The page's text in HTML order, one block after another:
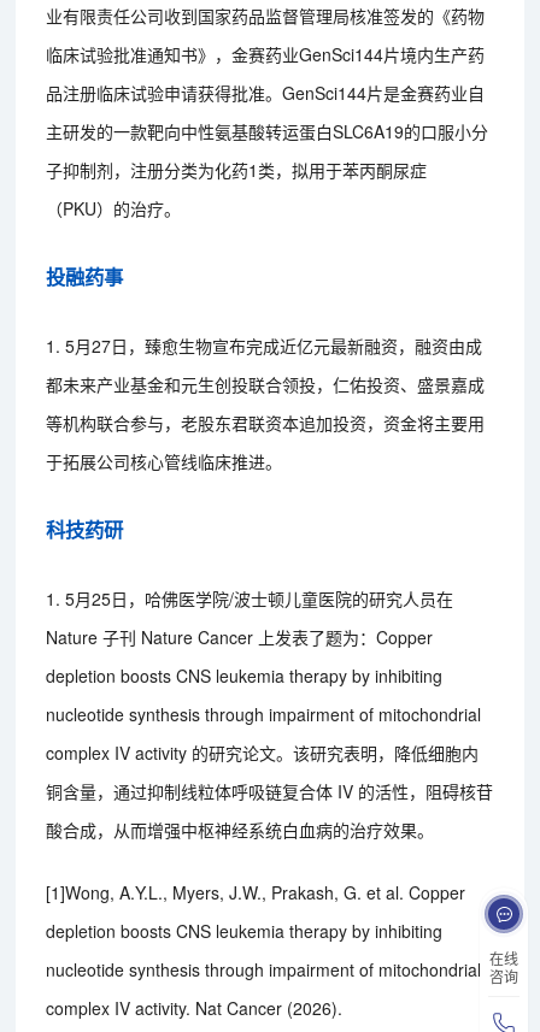
在线
咨询
业有限责任公司收到国家药品监督管理局核准签发的《药物
临床试验批准通知书》，金赛药业GenSci144片境内生产药
品注册临床试验申请获得批准。GenSci144片是金赛药业自
主研发的一款靶向中性氨基酸转运蛋白SLC6A19的口服小分
子抑制剂，注册分类为化药1类，拟用于苯丙酮尿症
（PKU）的治疗。
投融药事
1. 5月27日，臻愈生物宣布完成近亿元最新融资，融资由成
都未来产业基金和元生创投联合领投，仁佑投资、盛景嘉成
等机构联合参与，老股东君联资本追加投资，资金将主要用
于拓展公司核心管线临床推进。
科技药研
1. 5月25日，哈佛医学院/波士顿儿童医院的研究人员在
Nature 子刊 Nature Cancer 上发表了题为：Copper
depletion boosts CNS leukemia therapy by inhibiting
nucleotide synthesis through impairment of mitochondrial
complex IV activity 的研究论文。该研究表明，降低细胞内
铜含量，通过抑制线粒体呼吸链复合体 IV 的活性，阻碍核苷
酸合成，从而增强中枢神经系统白血病的治疗效果。
[1]Wong, A.Y.L., Myers, J.W., Prakash, G. et al. Copper
depletion boosts CNS leukemia therapy by inhibiting
nucleotide synthesis through impairment of mitochondrial
complex IV activity. Nat Cancer (2026).